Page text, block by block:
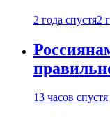
2 года спустя2
13 часов спустя